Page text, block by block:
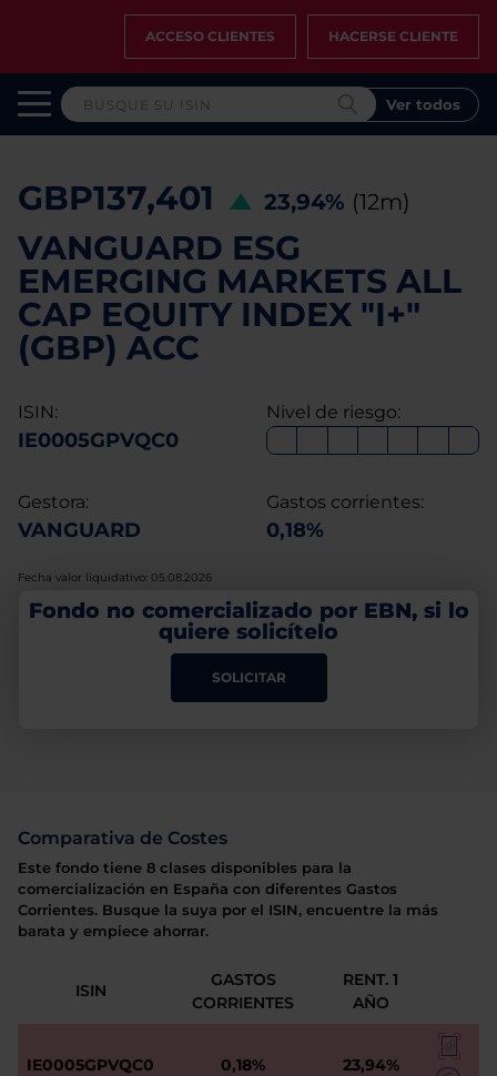
ACCESO CLIENTES HACERSE CLIENTE
Ver todos
GBP137,401 23,94% (12m)
VANGUARD ESG
EMERGING MARKETS ALL
CAP EQUITY INDEX "I+"
(GBP) ACC
ISIN:
IE0005GPVQC0
Nivel de riesgo:
Gestora:
VANGUARD
Gastos corrientes:
0,18%
Fecha valor liquidativo: 05.08.2026
Fondo no comercializado por EBN, si lo
quiere solicítelo
SOLICITAR
Comparativa de Costes
Este fondo tiene 8 clases disponibles para la
comercialización en España con diferentes Gastos
Corrientes. Busque la suya por el ISIN, encuentre la más
barata y empiece ahorrar.
ISIN
GASTOS
CORRIENTES
RENT. 1
AÑO
IE0005GPVQC0 0,18% 23,94%